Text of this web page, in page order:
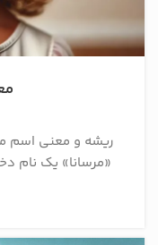
ریشه و معنی اسم
«مرسانا» یک نام